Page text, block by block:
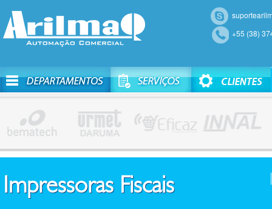
+55 (38)
Impressoras Fiscais